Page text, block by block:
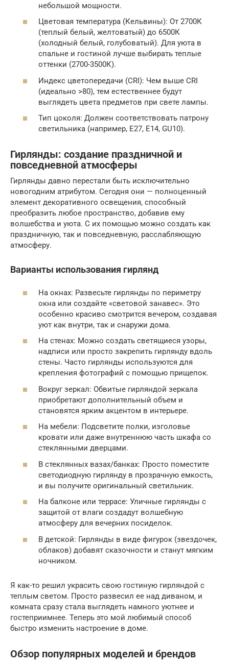
небольшой мощности.
Цветовая температура (Кельвины): От 2700К
(теплый белый, желтоватый) до 6500К
(холодный белый, голубоватый). Для уюта в
спальне и гостиной лучше выбирать теплые
оттенки (2700-3500К).
Индекс цветопередачи (CRI): Чем выше CRI
(идеально >80), тем естественнее будут
выглядеть цвета предметов при свете лампы.
Тип цоколя: Должен соответствовать патрону
светильника (например, E27, E14, GU10).
Гирлянды: создание праздничной и
повседневной атмосферы
Гирлянды давно перестали быть исключительно
новогодним атрибутом. Сегодня они — полноценный
элемент декоративного освещения, способный
преобразить любое пространство, добавив ему
волшебства и уюта. С их помощью можно создать как
праздничную, так и повседневную, расслабляющую
атмосферу.
Варианты использования гирлянд
На окнах: Развесьте гирлянды по периметру
окна или создайте «световой занавес». Это
особенно красиво смотрится вечером, создавая
уют как внутри, так и снаружи дома.
На стенах: Можно создать светящиеся узоры,
надписи или просто закрепить гирлянду вдоль
стены. Часто гирлянды используются для
крепления фотографий с помощью прищепок.
Вокруг зеркал: Обвитые гирляндой зеркала
приобретают дополнительный объем и
становятся ярким акцентом в интерьере.
На мебели: Подсветите полки, изголовье
кровати или даже внутреннюю часть шкафа со
стеклянными дверцами.
В стеклянных вазах/банках: Просто поместите
светодиодную гирлянду в прозрачную емкость,
и вы получите оригинальный светильник.
На балконе или террасе: Уличные гирлянды с
защитой от влаги создадут волшебную
атмосферу для вечерних посиделок.
В детской: Гирлянды в виде фигурок (звездочек,
облаков) добавят сказочности и станут мягким
ночником.
Я как-то решил украсить свою гостиную гирляндой с
теплым светом. Просто развесил ее над диваном, и
комната сразу стала выглядеть намного уютнее и
гостеприимнее. Теперь это мой любимый способ
быстро изменить настроение в доме.
Обзор популярных моделей и брендов